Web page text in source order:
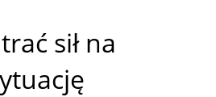
sił na